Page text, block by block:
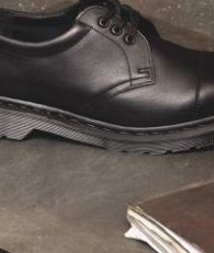
Pen tw